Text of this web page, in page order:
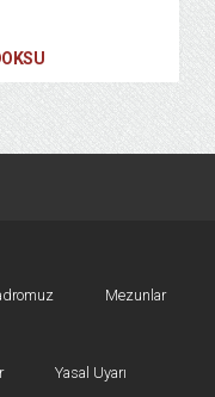
Mezunlar
Yasal Uyarı